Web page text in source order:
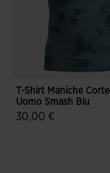
T-Shirt Maniche Corte
Uomo Smash Blu
30,00 €